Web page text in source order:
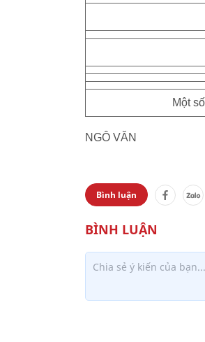
Một
NGÔ VĂN
Bình luận